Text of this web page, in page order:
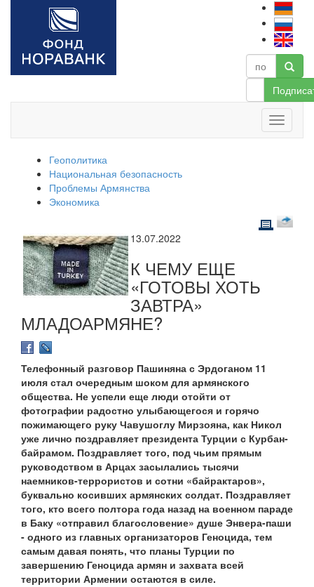
Геополитика
Национальная безопасность
Проблемы Армянства
Экономика
13.07.2022
К ЧЕМУ ЕЩЕ
«ГОТОВЫ ХОТЬ
ЗАВТРА»
МЛАДОАРМЯНЕ?
Телефонный разговор Пашиняна с Эрдоганом 11
июля стал очередным шоком для армянского
общества. Не успели еще люди отойти от
фотографии радостно улыбающегося и горячо
пожимающего руку Чавушоглу Мирзояна, как Никол
уже лично поздравляет президента Турции с Курбан-
байрамом. Поздравляет того, под чьим прямым
руководством в Арцах засылались тысячи
наемников-террористов и сотни «байрактаров»,
буквально косивших армянских солдат. Поздравляет
того, кто всего полтора года назад на военном параде
в Баку «отправил благословение» душе Энвера-паши
- одного из главных организаторов Геноцида, тем
самым давая понять, что планы Турции по
завершению Геноцида армян и захвата всей
территории Армении остаются в силе.